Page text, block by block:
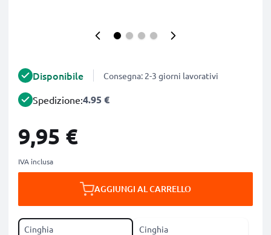
Disponibile Consegna: 2-3 giorni lavorativi
Spedizione:4.95 €
9,95 €
IVA inclusa
AGGIUNGI AL CARRELLO
Cinghia Cinghia